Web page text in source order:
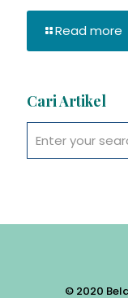
Read more
Cari Artikel
© 2020